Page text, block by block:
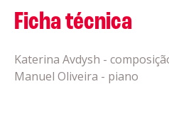
Ficha técnica
Katerina Avdysh -
Manuel Oliveira - piano